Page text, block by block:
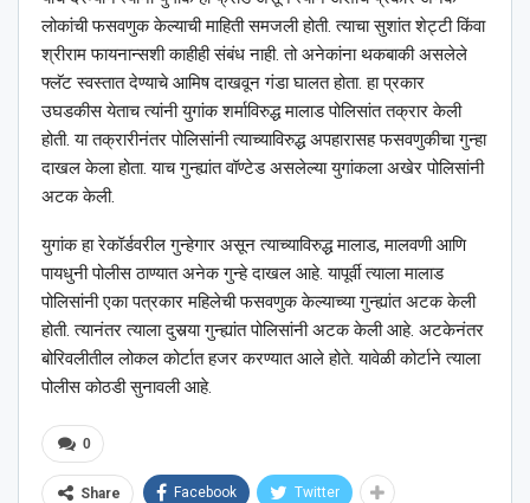
लोकांची फसवणुक केल्याची माहिती समजली होती. त्याचा सुशांत शेट्टी किंवा
श्रीराम फायनान्सशी काहीही संबंध नाही. तो अनेकांना थकबाकी असलेले
फ्लॅट स्वस्तात देण्याचे आमिष दाखवून गंडा घालत होता. हा प्रकार
उघडकीस येताच त्यांनी युगांक शर्माविरुद्ध मालाड पोलिसांत तक्रार केली
होती. या तक्रारीनंतर पोलिसांनी त्याच्याविरुद्ध अपहारासह फसवणुकीचा गुन्हा
दाखल केला होता. याच गुन्ह्यांत वॉण्टेड असलेल्या युगांकला अखेर पोलिसांनी
अटक केली.
युगांक हा रेकॉर्डवरील गुन्हेगार असून त्याच्याविरुद्ध मालाड, मालवणी आणि
पायधुनी पोलीस ठाण्यात अनेक गुन्हे दाखल आहे. यापूर्वी त्याला मालाड
पोलिसांनी एका पत्रकार महिलेची फसवणुक केल्याच्या गुन्ह्यांत अटक केली
होती. त्यानंतर त्याला दुसर्‍या गुन्ह्यांत पोलिसांनी अटक केली आहे. अटकेनंतर
बोरिवलीतील लोकल कोर्टात हजर करण्यात आले होते. यावेळी कोर्टाने त्याला
पोलीस कोठडी सुनावली आहे.
0
Share Facebook Twitter